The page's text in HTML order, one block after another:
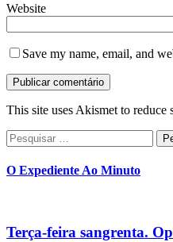
Website
Save my name, email, and
This site uses Akismet to reduce
Pesquisar
por:
O Expediente Ao Minuto
Terça-feira sangrenta.